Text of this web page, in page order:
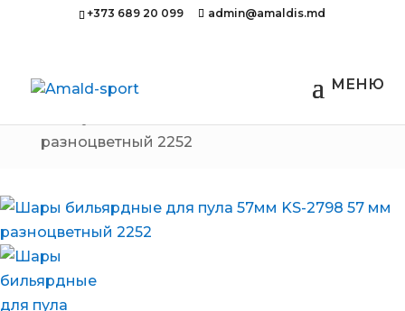
+373 689 20 099 admin@amaldis.md
Главная/Бильярд
/ Шары бильярдные
разноцветный 2252